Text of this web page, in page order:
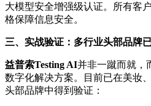
大模型安全增强级认证。所有客
格保障信息安全。
三、实战验证：多行业头部品牌
益普索Testing AI并非一蹴而就，
数字化解决方案。目前已在美妆
头部品牌中得到验证：